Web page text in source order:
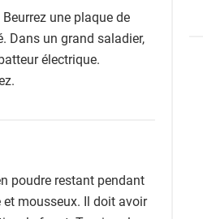
une plaque de
Dans un grand saladier,
électrique.
poudre restant pendant
mousseux. Il doit avoir